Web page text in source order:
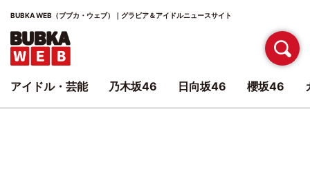
BUBKA WEB（ブブカ・ウェブ）｜グラビア＆アイドルニュースサイト
アイドル・芸能 乃木坂46 日向坂46 櫻坂46